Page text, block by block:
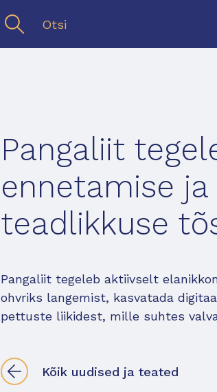
Pangaliit
ennetamise
teadlikkuse
Pangaliit tegeleb aktiivselt
ohvriks langemist, kasvatada
pettuste liikidest, mille suhtes
Kõik uudised ja teated